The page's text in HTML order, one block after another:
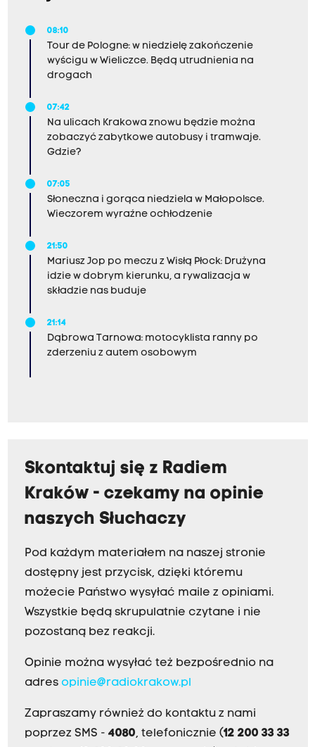
08:10
Tour de Pologne: w niedzielę zakończenie
wyścigu w Wieliczce. Będą utrudnienia na
drogach
07:42
Na ulicach Krakowa znowu będzie można
zobaczyć zabytkowe autobusy i tramwaje.
Gdzie?
07:05
Słoneczna i gorąca niedziela w Małopolsce.
Wieczorem wyraźne ochłodzenie
21:50
Mariusz Jop po meczu z Wisłą Płock: Drużyna
idzie w dobrym kierunku, a rywalizacja w
składzie nas buduje
21:14
Dąbrowa Tarnowa: motocyklista ranny po
zderzeniu z autem osobowym
Skontaktuj się z Radiem
Kraków - czekamy na opinie
naszych Słuchaczy
Pod każdym materiałem na naszej stronie
dostępny jest przycisk, dzięki któremu
możecie Państwo wysyłać maile z opiniami.
Wszystkie będą skrupulatnie czytane i nie
pozostaną bez reakcji.
Opinie można wysyłać też bezpośrednio na
adres opinie@radiokrakow.pl
Zapraszamy również do kontaktu z nami
poprzez SMS - 4080, telefonicznie (12 200 33 33